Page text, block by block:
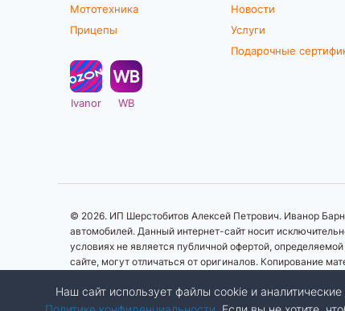
Мототехника
Прицепы
Ivanor WB
Новости
Услуги
Подарочные
© 2026. ИП Шерстобитов Алексей Петрович. Иванор
автомобилей. Данный интернет-сайт носит
условиях не является публичной офертой,
сайте, могут отличаться от оригиналов. Копирование
Наш сайт использует файлы cookie и